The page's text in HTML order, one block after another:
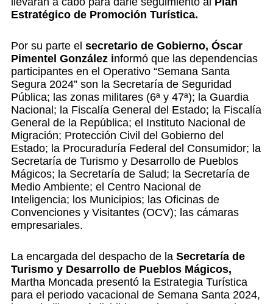
Estratégico de Promoción Turística.
Por su parte el secretario de Gobierno, Óscar
Pimentel González informó que las dependencias
participantes en el Operativo “Semana Santa
Segura 2024” son la Secretaría de Seguridad
Pública; las zonas militares (6ª y 47ª); la Guardia
Nacional; la Fiscalía General del Estado; la Fiscalía
General de la República; el Instituto Nacional de
Migración; Protección Civil del Gobierno del
Estado; la Procuraduría Federal del Consumidor; la
Secretaría de Turismo y Desarrollo de Pueblos
Mágicos; la Secretaría de Salud; la Secretaría de
Medio Ambiente; el Centro Nacional de
Inteligencia; los Municipios; las Oficinas de
Convenciones y Visitantes (OCV); las cámaras
empresariales.
La encargada del despacho de la Secretaría de
Turismo y Desarrollo de Pueblos Mágicos,
Martha Moncada presentó la Estrategia Turística
para el periodo vacacional de Semana Santa 2024,